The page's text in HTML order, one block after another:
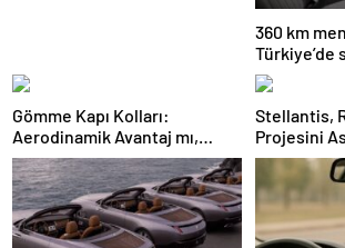
360 km
Türkiye’de
Gömme Kapı Kolları:
Aerodinamik Avantaj mı,
Güvenlik Riskleri mi?
Stellantis,
Projesini
1500 REV
Haritası